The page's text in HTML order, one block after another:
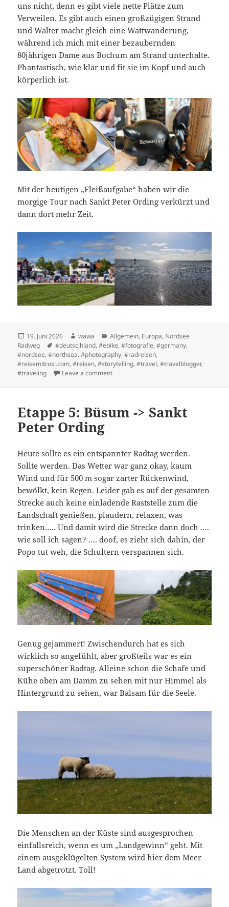
uns nicht, denn es gibt viele nette Plätze zum
Verweilen. Es gibt auch einen großzügigen Strand
und Walter macht gleich eine Wattwanderung,
während ich mich mit einer bezaubernden
80jährigen Dame aus Bochum am Strand unterhalte.
Phantastisch, wie klar und fit sie im Kopf und auch
körperlich ist.
Mit der heutigen „Fleißaufgabe“ haben wir die
morgige Tour nach Sankt Peter Ording verkürzt und
dann dort mehr Zeit.
Posted
on
19. Juni 2026 Author
wawa Categories
Allgemein, Europa, Nordsee
Radweg
Tags
#deutscjhland,#ebike,#fotografie,#germany,
#nordsee,#northsea,#photography,#radreisen,
#reisemitrosi.com,#reisen,#storytelling,#travel,#travelblogger,
#traveling
Leave a commenton Etappe 4: Brunsbüttel -> Büsum
Etappe 5: Büsum -> Sankt
Peter Ording
Heute sollte es ein entspannter Radtag werden.
Sollte werden. Das Wetter war ganz okay, kaum
Wind und für 500 m sogar zarter Rückenwind,
bewölkt, kein Regen. Leider gab es auf der gesamten
Strecke auch keine einladende Raststelle zum die
Landschaft genießen, plaudern, relaxen, was
trinken….. Und damit wird die Strecke dann doch ….
wie soll ich sagen? …. doof, es zieht sich dahin, der
Popo tut weh, die Schultern verspannen sich.
Genug gejammert! Zwischendurch hat es sich
wirklich so angefühlt, aber großteils war es ein
superschöner Radtag. Alleine schon die Schafe und
Kühe oben am Damm zu sehen mit nur Himmel als
Hintergrund zu sehen, war Balsam für die Seele.
Die Menschen an der Küste sind ausgesprochen
einfallsreich, wenn es um „Landgewinn“ geht. Mit
einem ausgeklügelten System wird hier dem Meer
Land abgetrotzt. Toll!